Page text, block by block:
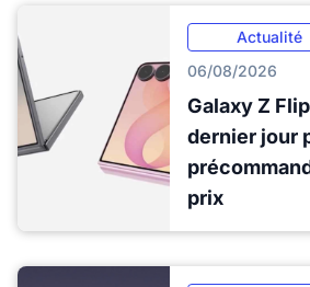
Actualité
06/08/2026
Galaxy Z
dernier jour
prix